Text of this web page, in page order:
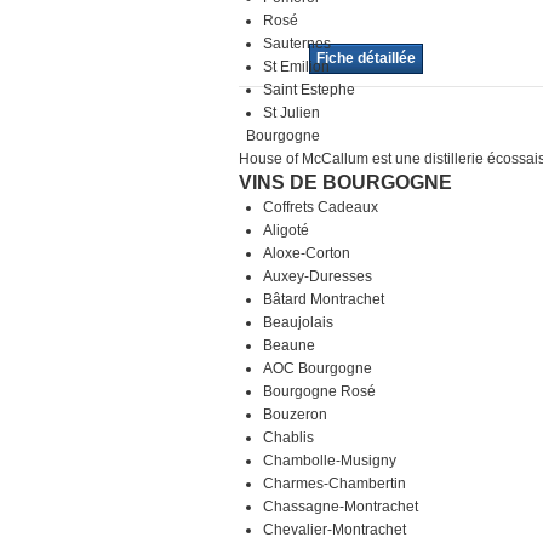
Rosé
Sauternes
St Emilion
Saint Estephe
St Julien
Bourgogne
VINS DE BOURGOGNE
Coffrets Cadeaux
Aligoté
Aloxe-Corton
Auxey-Duresses
Bâtard Montrachet
Beaujolais
Beaune
AOC Bourgogne
Bourgogne Rosé
Bouzeron
Chablis
Chambolle-Musigny
Charmes-Chambertin
Chassagne-Montrachet
Chevalier-Montrachet
Fiche détaillée
House of McCallum est une distillerie